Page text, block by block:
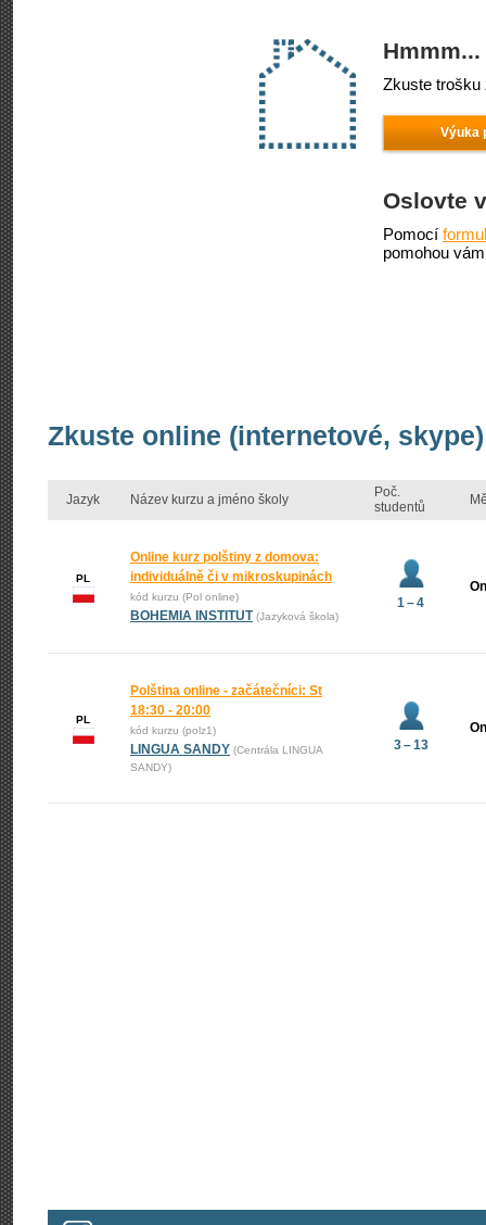
Zkuste trošku
Výuka
Oslovte
Pomocí
pomohou
Zkuste online (internetové,
Jazyk Název kurzu a jméno školy
Poč.
studentů
PL
Online kurz polštiny z domova:
individuálně či v mikroskupinách
kód kurzu (Pol online)
BOHEMIA INSTITUT (Jazyková škola)
1 – 4
PL
Polština online - začátečníci: St
18:30 - 20:00
kód kurzu (polz1)
LINGUA SANDY (Centrála LINGUA
SANDY)
3 – 13